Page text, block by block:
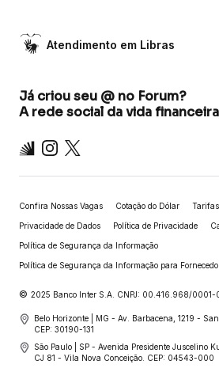
Atendimento em Libras
Já criou seu @ no Forum?
A rede social da vida
Inter Instagram
X
Confira Nossas Vagas Cotação do Dólar Tarifas
Privacidade de Dados Política de Privacidade
Política de Segurança da Informação
Política de Segurança da Informação para
© 2025 Banco Inter S.A. CNPJ: 00.416.968/0001-
Belo Horizonte | MG - Av. Barbacena, 1219 -
CEP: 30190-131
São Paulo | SP - Avenida Presidente Juscelino
CJ 81 - Vila Nova Conceição. CEP: 04543-000